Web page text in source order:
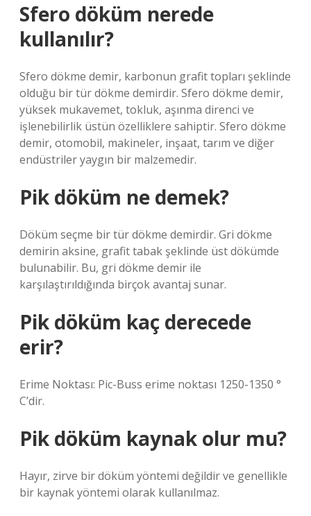
Sfero döküm nerede
kullanılır?
Sfero dökme demir, karbonun grafit topları şeklinde
olduğu bir tür dökme demirdir. Sfero dökme demir,
yüksek mukavemet, tokluk, aşınma direnci ve
işlenebilirlik üstün özelliklere sahiptir. Sfero dökme
demir, otomobil, makineler, inşaat, tarım ve diğer
endüstriler yaygın bir malzemedir.
Pik döküm ne demek?
Döküm seçme bir tür dökme demirdir. Gri dökme
demirin aksine, grafit tabak şeklinde üst dökümde
bulunabilir. Bu, gri dökme demir ile
karşılaştırıldığında birçok avantaj sunar.
Pik döküm kaç derecede
erir?
Erime Noktası: Pic-Buss erime noktası 1250-1350 °
C’dir.
Pik döküm kaynak olur mu?
Hayır, zirve bir döküm yöntemi değildir ve genellikle
bir kaynak yöntemi olarak kullanılmaz.